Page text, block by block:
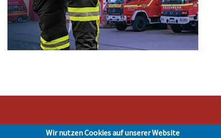
Stadt Hohen Neuendorf • Oranienburger Str. 2 • 16540 Hohen Neuendorf •
Wir nutzen Cookies auf unserer Website